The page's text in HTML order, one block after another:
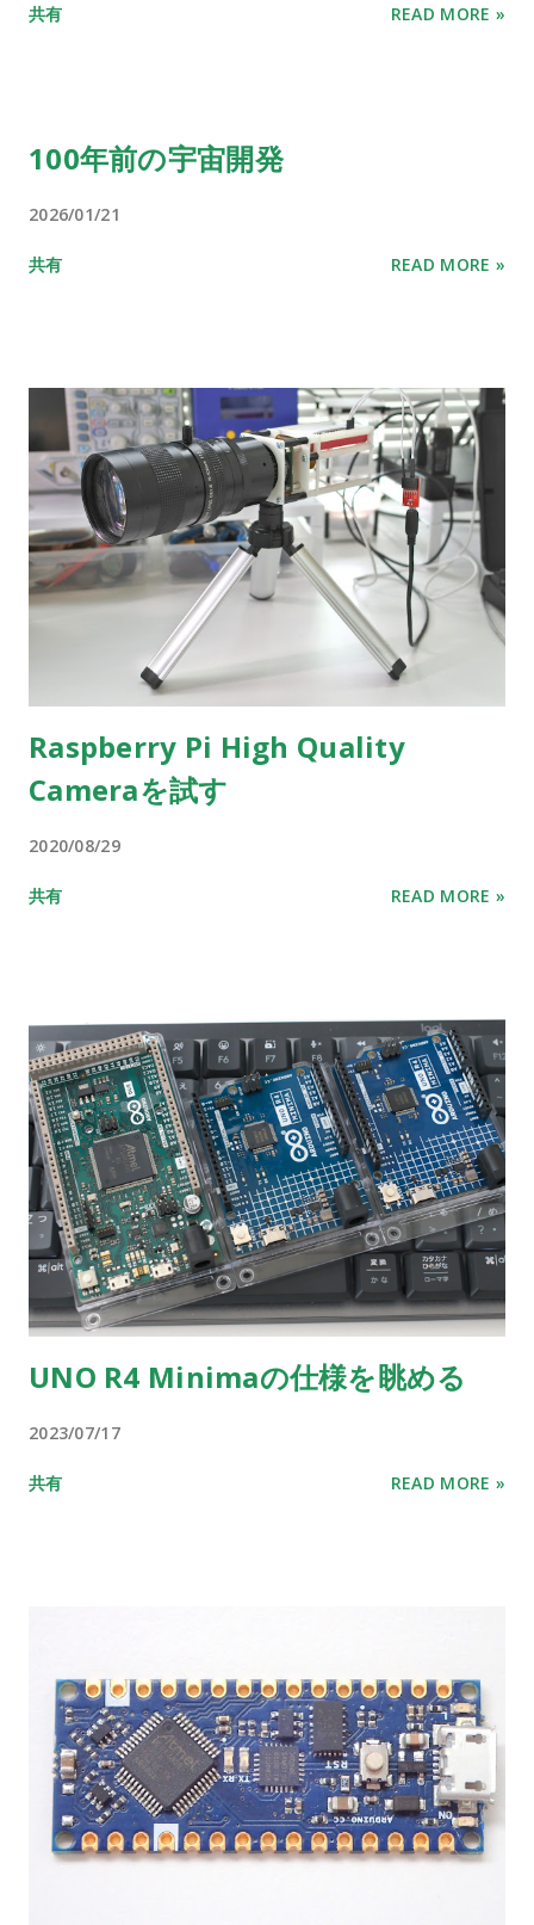
共有 READ MORE »
100年前の宇宙開発
2026/01/21
共有 READ MORE »
Raspberry Pi High Quality
Cameraを試す
2020/08/29
共有 READ MORE »
UNO R4 Minimaの仕様を眺める
2023/07/17
共有 READ MORE »